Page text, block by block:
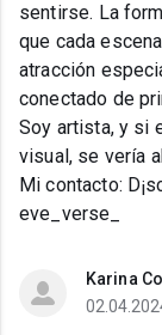
sentirse. La
que cada
atracción
conectado de
Soy artista, y si
visual, se vería
Mi contacto:
eve_verse_
Karina